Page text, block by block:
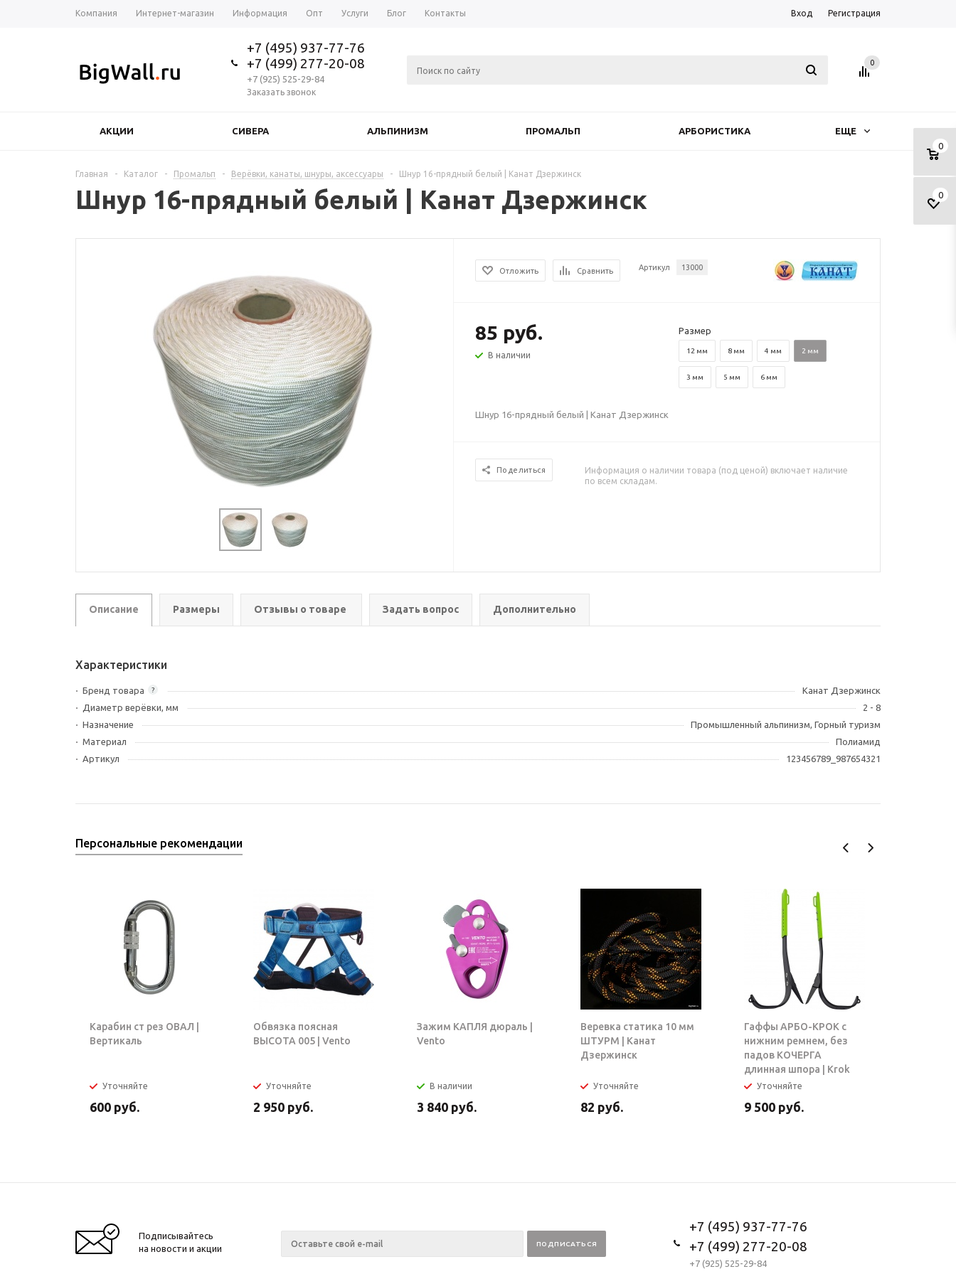
Компания Интернет-магазин Информация Опт Услуги Блог Контакты Вход Регистрация
+7 (495) 937-77-76
+7 (499) 277-20-08
+7 (925) 525-29-84
Заказать звонок
0
0
0
АКЦИИ СИВЕРА АЛЬПИНИЗМ ПРОМАЛЬП АРБОРИСТИКА ЕЩЕ
Главная - Каталог - Промальп - Верёвки, канаты, шнуры, аксессуары - Шнур 16-прядный белый | Канат Дзержинск
Шнур 16-прядный белый | Канат Дзержинск
Отложить Сравнить Артикул 13000
85 руб.
В наличии
Размер
12 мм 8 мм 4 мм 2 мм
3 мм 5 мм 6 мм
Шнур 16-прядный белый | Канат Дзержинск
Поделиться
Информация о наличии товара (под ценой) включает наличие
по всем складам.
Описание Размеры Отзывы о товаре Задать вопрос Дополнительно
Характеристики
?
Бренд товара
Канат Дзержинск
Диаметр верёвки, мм
2 - 8
Назначение
Промышленный альпинизм, Горный туризм
Материал
Полиамид
Артикул
123456789_987654321
Персональные рекомендации
Карабин ст рез ОВАЛ |
Вертикаль
Уточняйте
600 руб.
Обвязка поясная
ВЫСОТА 005 | Vento
Уточняйте
2 950 руб.
Зажим КАПЛЯ дюраль |
Vento
В наличии
3 840 руб.
Веревка статика 10 мм
ШТУРМ | Канат
Дзержинск
Уточняйте
82 руб.
Гаффы АРБО-КРОК с
нижним ремнем, без
падов КОЧЕРГА
длинная шпора | Krok
Уточняйте
9 500 руб.
Подписывайтесь
на новости и акции
+7 (495) 937-77-76
+7 (499) 277-20-08
+7 (925) 525-29-84